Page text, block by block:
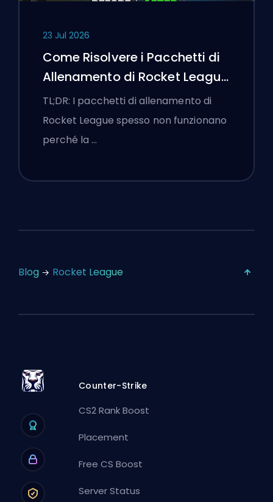
23 Jul 2026
Come Risolvere i Pacchetti di
Allenamento di Rocket League
che Non Funzionano
TL;DR: I pacchetti di allenamento di
Rocket League spesso non funzionano
perché la …
Blog Rocket League
Counter-Strike
CS2 Rank Boost
Placement
Free CS Boost
Server Status